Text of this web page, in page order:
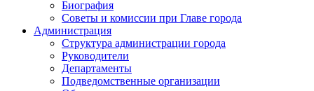
Биография
Советы и комиссии при Главе города
Администрация
Структура администрации города
Руководители
Департаменты
Подведомственные организации